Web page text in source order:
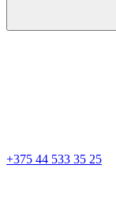
+375 44 533 35 25